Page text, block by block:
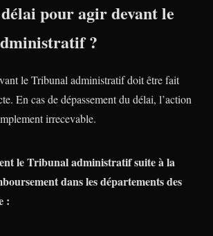
pour agir devant le
?
le Tribunal administratif doit être fait
En cas de dépassement du délai, l’action
irrecevable.
le Tribunal administratif suite à la
dans les départements des
: